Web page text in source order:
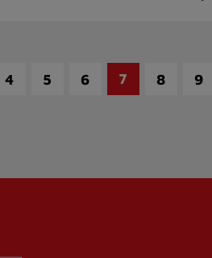
4 5 6 7 8 9